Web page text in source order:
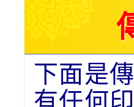
下面是
有任何